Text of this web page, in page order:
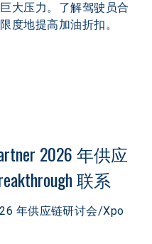
大压力。了解驾驶员合
度地提高加油折扣。
2026 年供应
联系
年供应链研讨会/Xpo